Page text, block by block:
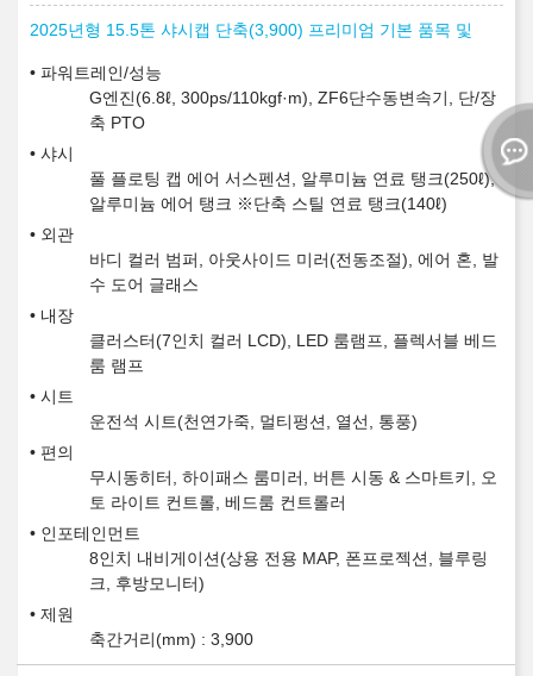
2025년형 15.5톤 샤시캡 단축(3,900) 프리미엄 기본 품목 및
파워트레인/성능
G엔진(6.8ℓ, 300ps/110kgf·m), ZF6단수동변속기, 단/장
축 PTO
샤시
풀 플로팅 캡 에어 서스펜션, 알루미늄 연료 탱크(250ℓ),
알루미늄 에어 탱크 ※단축 스틸 연료 탱크(140ℓ)
외관
바디 컬러 범퍼, 아웃사이드 미러(전동조절), 에어 혼, 발
수 도어 글래스
내장
클러스터(7인치 컬러 LCD), LED 룸램프, 플렉서블 베드
룸 램프
시트
운전석 시트(천연가죽, 멀티펑션, 열선, 통풍)
편의
무시동히터, 하이패스 룸미러, 버튼 시동 & 스마트키, 오
토 라이트 컨트롤, 베드룸 컨트롤러
인포테인먼트
8인치 내비게이션(상용 전용 MAP, 폰프로젝션, 블루링
크, 후방모니터)
제원
축간거리(mm) : 3,900